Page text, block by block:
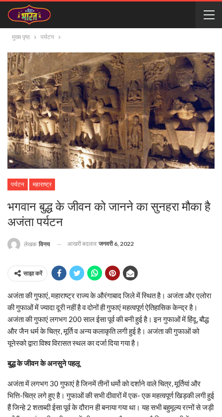
मुख्य पृष्ठ पर्यटन
पर्यटन महाराष्‍ट्र
भगवान बुद्ध के जीवन को जानने का सुनहरा मौका है
अजंता पर्यटन
लेखक विनय आखरी बदलाव जनवरी 6, 2022
साझा करें
अजंता की गुफाएं, महाराष्‍ट्र राज्‍य के औरंगाबाद जिले में स्थित है। अजंता और एलोरा
की गुफाओं में ज्‍यादा दूरी नहीं है व दोनों ही गुफाएं महत्‍वपूर्ण ऐतिहासिक केन्‍द्र है।
अजंता की गुफाएं लगभग 200 साल ईसा पूर्व की बनी हुई है। इन गुफाओं में हिंदू, बौद्ध
और जैन धर्म के चित्र, मूर्ति व अन्‍य कलाकृति लगी हुई है। अजंता की गुफाओं को
यूनेस्‍को द्वारा विश्‍व विरासत स्‍थल का दर्जा दिया गया है।
बुद्ध के जीवन के अनसुने पहलू
अजंता में लगभग 30 गुफाएं है जिनमें तीनों धर्मो को दर्शाने वाले चित्र, मूर्तियां और
भित्ति-चित्र लगे हुए है। गुफाओं की सभी दीवारों में एक- एक महत्‍वपूर्ण खिड़की लगी हुई
हैं जिन्‍हे 2 शताब्‍दी ईसा पूर्व के दौरान ही बनाया गया था। यह सभी बहुमूल्‍य रत्‍नों से जड़ी